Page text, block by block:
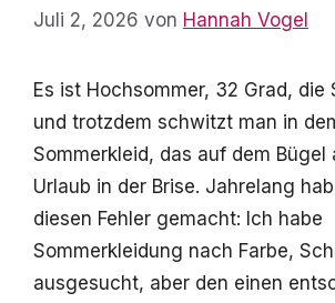
Juli 2, 2026 von Hannah Vogel
Es ist Hochsommer, 32 Grad, die
und trotzdem schwitzt man in
Sommerkleid, das auf dem Bügel
Urlaub in der Brise. Jahrelang
diesen Fehler gemacht: Ich habe
Sommerkleidung nach Farbe,
ausgesucht, aber den einen